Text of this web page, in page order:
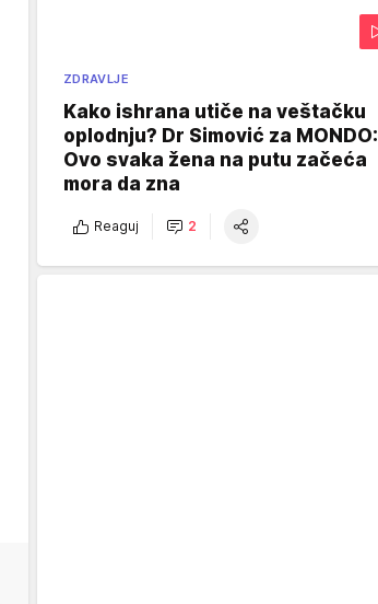
ZDRAVLJE
Kako ishrana utiče na veštačku
oplodnju? Dr Simović za MONDO:
Ovo svaka žena na putu začeća
mora da zna
Reaguj 2